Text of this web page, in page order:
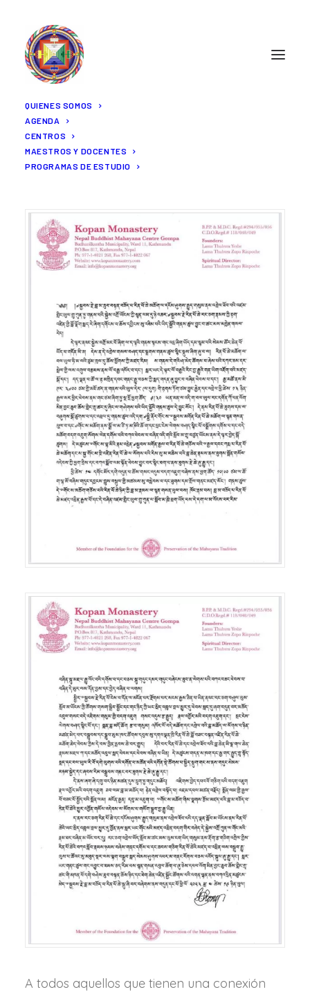
QUIENES SOMOS
AGENDA
CENTROS
MAESTROS Y DOCENTES
PROGRAMAS DE ESTUDIO
Carta de Khen Rimpoché Geshe
Chonyi
A todos aquellos que tienen una conexión